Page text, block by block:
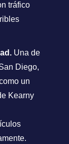
tráfico
Una de
Diego,
un
Kearny